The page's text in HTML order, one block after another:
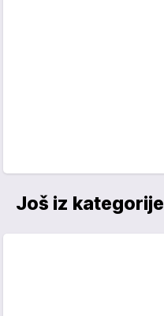
Još iz kategorije